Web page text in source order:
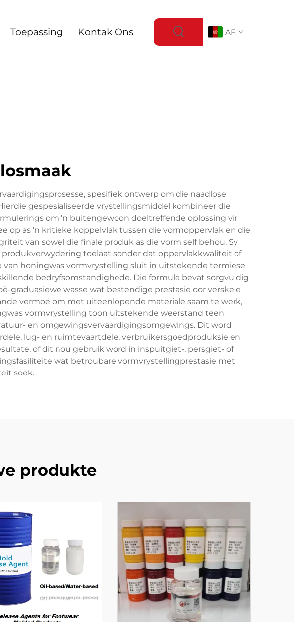
Toepassing Kontak Ons AF
spesifiek ontwerp om die naadlose
gespesialiseerde vrystellingsmiddel kombineer die
om 'n buitengewoon doeltreffende oplossing vir
op as 'n kritieke koppelvlak tussen die vormoppervlak en die
van sowel die finale produk as die vorm self behou. Sy
toelaat sonder dat oppervlakkwaliteit of
honingwas vormvrystelling sluit in uitstekende termiese
bedryfsomstandighede. Die formule bevat sorgvuldig
wasse wat bestendige prestasie oor verskeie
vermoë om met uiteenlopende materiale saam te werk,
vormvrystelling toon uitstekende weerstand teen
en omgewingsvervaardigingsomgewings. Dit word
lug- en ruimtevaartdele, verbruikersgoedproduksie en
of dit nou gebruik word in inspuitgiet-, persgiet- of
wat betroubare vormvrystellingprestasie met
soek.
produkte